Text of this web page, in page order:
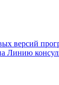
версий
Линию